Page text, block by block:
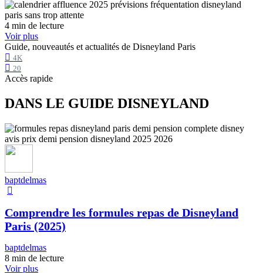
4 min de lecture
Voir plus
Guide, nouveautés et actualités de Disneyland Paris
4K
20
Accès rapide
DANS LE GUIDE DISNEYLAND
baptdelmas
Comprendre les formules repas de Disneyland
Paris (2025)
baptdelmas
8 min de lecture
Voir plus